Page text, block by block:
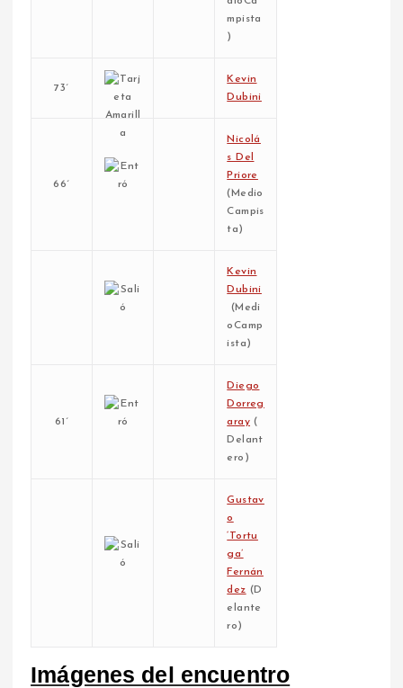
mpista
)
73´
Kevin
Dubini
66´
Nicolá
s Del
Priore
(Medio
Campis
ta)
Kevin
Dubini
(Medi
oCamp
ista)
61´
Diego
Dorreg
aray (
Delant
ero)
Gustav
o
‘Tortu
ga’
Fernán
dez (D
elante
ro)
Imágenes del encuentro